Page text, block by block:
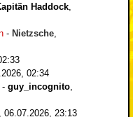
Haddock
- Nietzsche
02:34
- guy_incognito
06.07.2026, 23:13